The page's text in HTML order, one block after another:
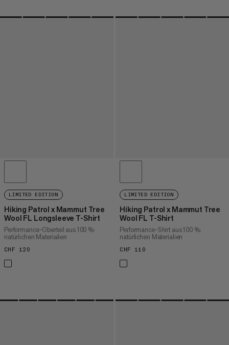
LIMITED EDITION
Hiking Patrol x Mammut Tree
Wool FL Longsleeve T-Shirt
Performance-Oberteil aus 100 %
natürlichen Materialien
CHF 120
LIMITED EDITION
Hiking Patrol x Mammut Tree
Wool FL T-Shirt
Performance-Shirt aus 100 %
natürlichen Materialien
CHF 110